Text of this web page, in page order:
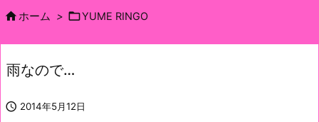
ホーム > YUME RINGO
雨なので…
 2014年5月12日